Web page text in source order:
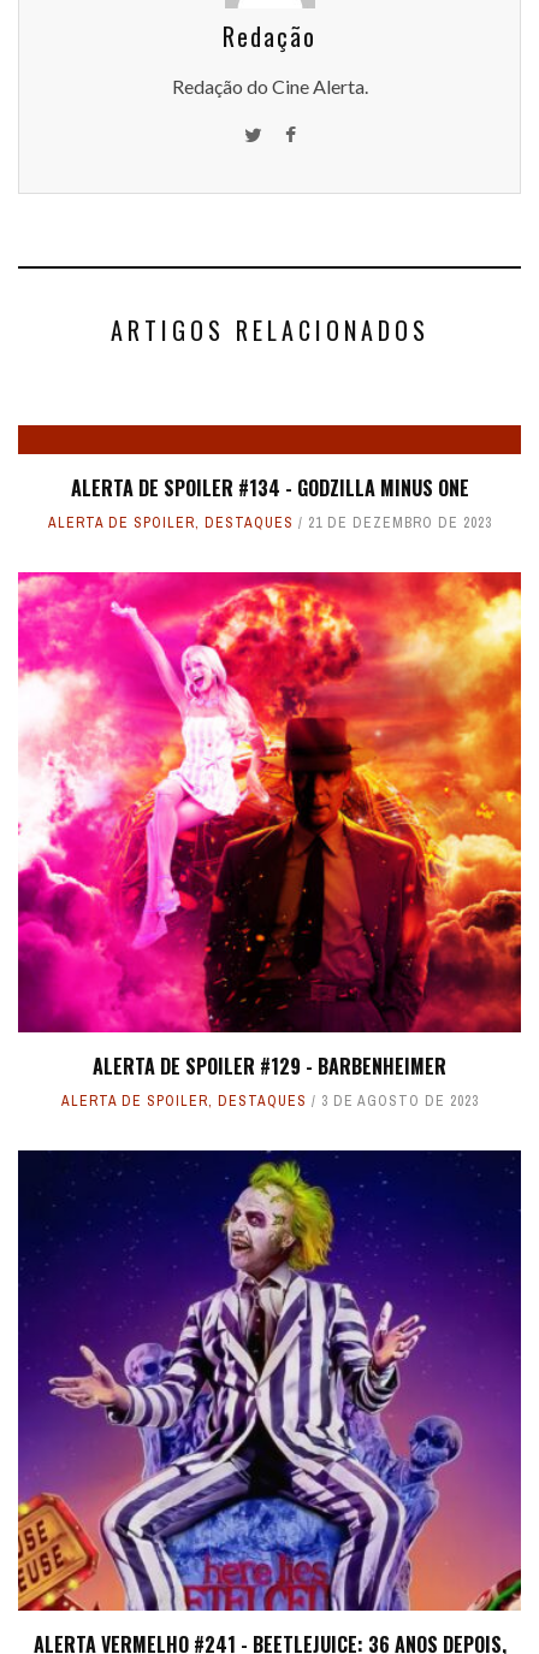
Redação
Redação do Cine Alerta.
ARTIGOS RELACIONADOS
ALERTA DE SPOILER #134 - GODZILLA MINUS ONE
ALERTA DE SPOILER, DESTAQUES 21 DE DEZEMBRO DE 2023
ALERTA DE SPOILER #129 - BARBENHEIMER
ALERTA DE SPOILER, DESTAQUES 3 DE AGOSTO DE 2023
ALERTA VERMELHO #241 - BEETLEJUICE: 36 ANOS DEPOIS,